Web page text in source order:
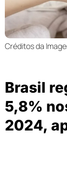
Créditos da
Brasil
5,8%
2024,